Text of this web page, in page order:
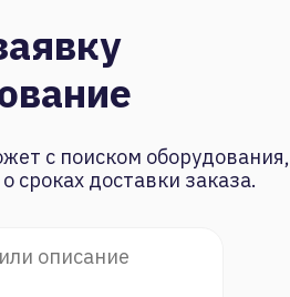
с поиском оборудования,
сроках доставки заказа.